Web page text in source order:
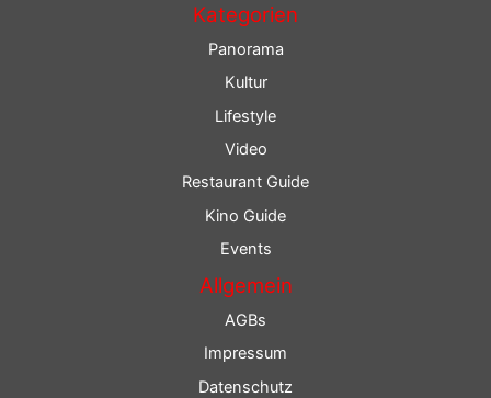
Kategorien
Panorama
Kultur
Lifestyle
Video
Restaurant Guide
Kino Guide
Events
Allgemein
AGBs
Impressum
Datenschutz